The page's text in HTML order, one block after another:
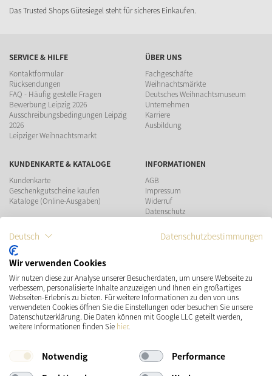
Das Trusted Shops Gütesiegel steht für sicheres Einkaufen.
SERVICE & HILFE
Kontaktformular
Rücksendungen
FAQ - Häufig gestelle Fragen
Bewerbung Leipzig 2026
Ausschreibungsbedingungen Leipzig
2026
Leipziger Weihnachtsmarkt
ÜBER UNS
Fachgeschäfte
Weihnachtsmärkte
Deutsches Weihnachtsmuseum
Unternehmen
Karriere
Ausbildung
KUNDENKARTE & KATALOGE
Kundenkarte
Geschenkgutscheine kaufen
Kataloge (Online-Ausgaben)
INFORMATIONEN
AGB
Impressum
Widerruf
Datenschutz
ZAHLUNGSMÖGLICHKEITEN
VERSAND SOCIAL MEDIA
Deutsch Datenschutzbestimmungen
Wir verwenden Cookies
Wir nutzen diese zur Analyse unserer Besucherdaten, um unsere Webseite zu
verbessern, personalisierte Inhalte anzuzeigen und Ihnen ein großartiges
Webseiten-Erlebnis zu bieten. Für weitere Informationen zu den von uns
verwendeten Cookies öffnen Sie die Einstellungen oder besuchen Sie unsere
Datenschutzerklärung. Die Daten können mit Google LLC geteilt werden,
weitere Informationen finden Sie hier.
Notwendig
Performance